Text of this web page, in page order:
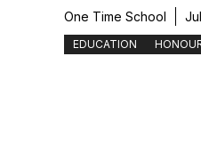
One Time School
EDUCATION